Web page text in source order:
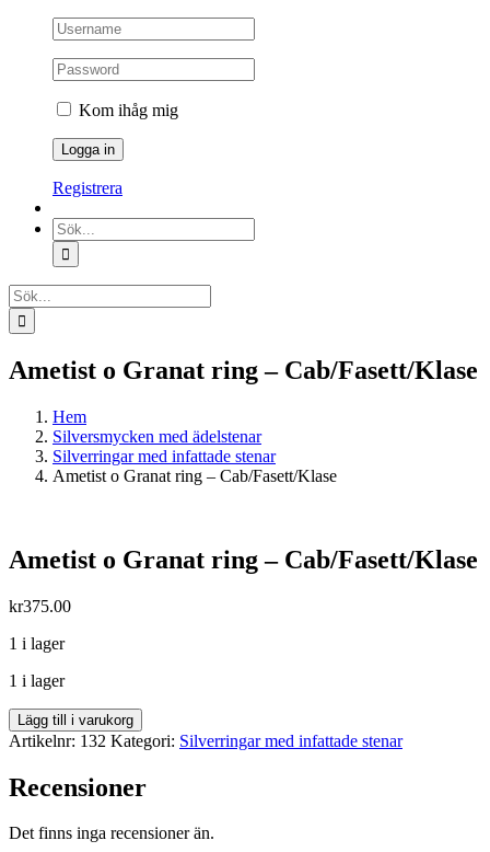
Kom ihåg mig
Registrera
Sök
efter:
Sök
efter:
Ametist o Granat ring – Cab/Fasett/Klase
Hem
Silversmycken med ädelstenar
Silverringar med infattade stenar
Ametist o Granat ring – Cab/Fasett/Klase
Ametist o Granat ring – Cab/Fasett/Klase
kr375.00
1 i lager
1 i lager
Ametist
o
ring
-
mängd
Lägg till i varukorg
Artikelnr: 132 Kategori: Silverringar med infattade stenar
Recensioner
Det finns inga recensioner än.